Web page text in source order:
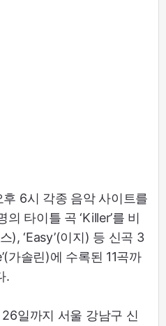
6시 각종 음악 사이트를
타이틀 곡 ‘Killer’를 비
), ‘Easy’(이지) 등 신곡 3
가솔린)에 수록된 11곡까
.
일까지 서울 강남구 신